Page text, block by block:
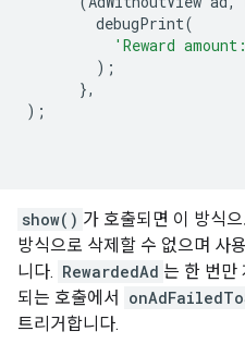
debugPrint(
'Reward amount:
);
},
);
show() 가 호출되면 이 방식
방식으로 삭제할 수 없으며 사
니다. RewardedAd 는 한 번만
되는 호출에서
트리거합니다.